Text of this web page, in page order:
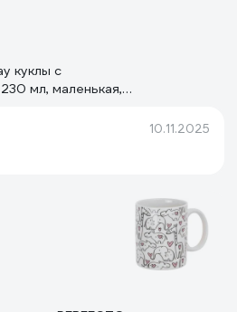
куклы с
мл, маленькая,
10.11.2025